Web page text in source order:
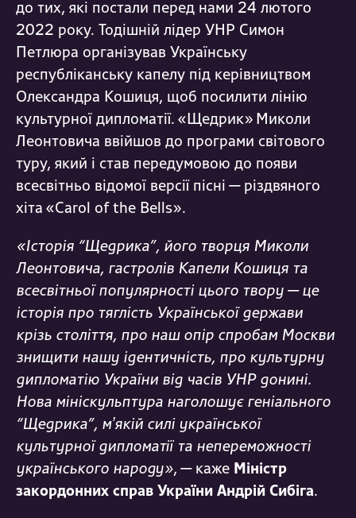
до тих, які постали перед нами 24 лютого
2022 року. Тодішній лідер УНР Симон
Петлюра організував Українську
республіканську капелу під керівництвом
Олександра Кошиця, щоб посилити лінію
культурної дипломатії. «Щедрик» Миколи
Леонтовича ввійшов до програми світового
туру, який і став передумовою до появи
всесвітньо відомої версії пісні — різдвяного
хіта «Carol of the Bells».
«Історія “Щедрика”, його творця Миколи
Леонтовича, гастролів Капели Кошиця та
всесвітньої популярності цього твору — це
історія про тяглість Української держави
крізь століття, про наш опір спробам Москви
знищити нашу ідентичність, про культурну
дипломатію України від часів УНР донині.
Нова мініскульптура наголошує геніального
“Щедрика”, мʼякій силі української
культурної дипломатії та непереможності
українського народу», — каже Міністр
закордонних справ України Андрій Сибіга.